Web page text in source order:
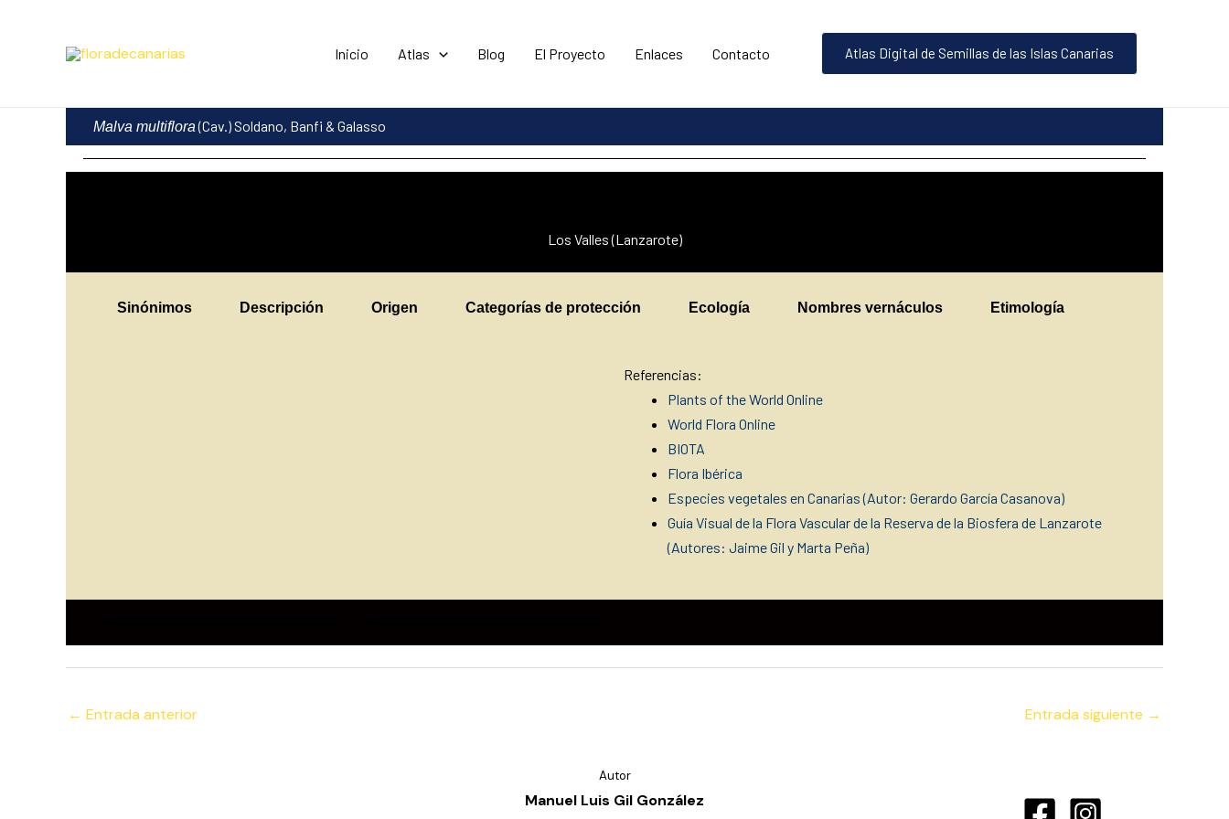
contenido
Inicio Atlas Blog El Proyecto Enlaces Contacto Atlas Digital de Semillas de las Islas Canarias
Malva multiflora(Cav.) Soldano, Banfi & Galasso
Los Valles (Lanzarote)
Sinónimos Descripción Origen Categorías de protección Ecología Nombres vernáculos Etimología
Referencias:
Plants of the World Online
World Flora Online
BIOTA
Flora Ibérica
Especies vegetales en Canarias (Autor: Gerardo García Casanova)
Guía Visual de la Flora Vascular de la Reserva de la Biosfera de Lanzarote
(Autores: Jaime Gil y Marta Peña)
← Entrada anterior Entrada siguiente →
Autor
Manuel Luis Gil González